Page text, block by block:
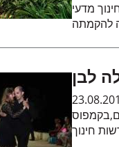
מדעי
לבן
,בקמפוס
חינוך